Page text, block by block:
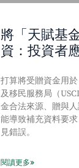
將「天賦基
資：投資者
打算將受贈資金用
及移民服務局（
金合法來源、贈與
能導致補充資料要
見錯誤。
閱讀更多»